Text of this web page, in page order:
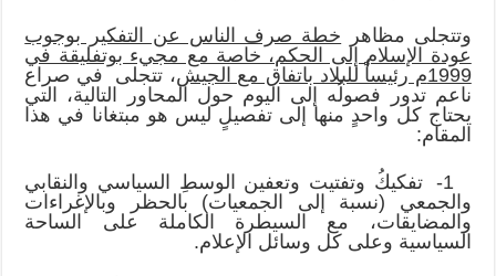
وتتجلى مظاهر خطة صرف الناس عن التفكير بوجوب
عودة الإسلام إلى الحكم، خاصة مع مجيء بوتفليقة في
1999م رئيساً للبلاد باتفاق مع الجيش
، تتجلى في صراع
ناعم تدور فصولُه إلى اليوم حول المحاور التالية، التي
يحتاج كل واحدٍ منها إلى تفصيلٍ ليس هو مبتغانا في هذا
المقام:
1- تفكيكُ وتفتيت وتعفين الوسطِ السياسي والنقابي
والجمعي (نسبة إلى الجمعيات) بالحظر وبالإغراءات
والمضايقات، مع السيطرة الكاملة على الساحة
السياسية وعلى كل وسائل الإعلام.